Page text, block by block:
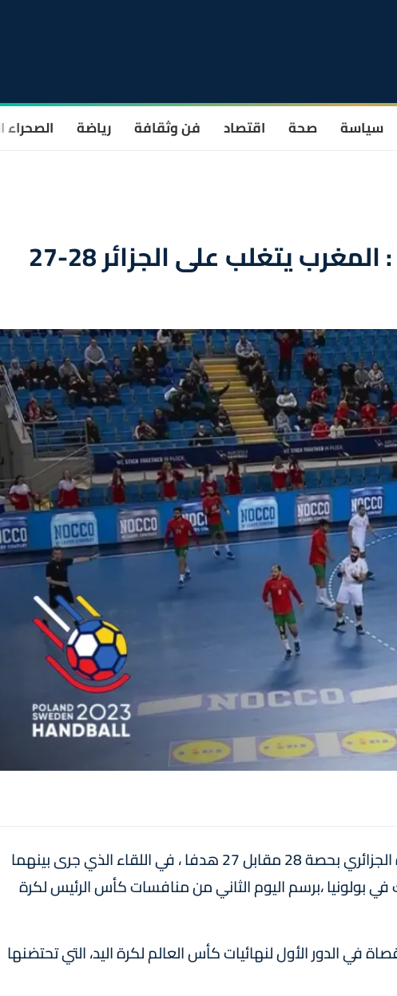
سياسة صحة اقتصاد فن وثقافة رياضة الصحراء
تغلب المنتخب الوطني المغربي على نظيره الجزائري بحصة 28 مقابل 27 هدفا ، في اللقاء الذي جرى بينهما
في بولونيا ،برسم اليوم الثاني من منافسات كأس الرئيس لكرة
في الدور الأول لنهائيات كأس العالم لكرة اليد، التي تحتضنها